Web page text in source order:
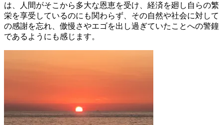
は、人間がそこから多大な恩恵を受け、経済を廻し自らの繁
栄を享受しているのにも関わらず、その自然や社会に対して
の感謝を忘れ、傲慢さやエゴを出し過ぎていたことへの警鐘
であるようにも感じます。